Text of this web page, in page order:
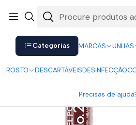
Categorias MARCAS UNHAS
ROSTO DESCARTÁVEISDESINFECÇÃO
Precisas de
Shop now. Pay later with
Victoria Vynn Gel